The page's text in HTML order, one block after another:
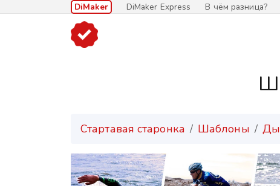
DiMaker DiMaker Express В чём разница?
Стартавая старонка Шаблоны